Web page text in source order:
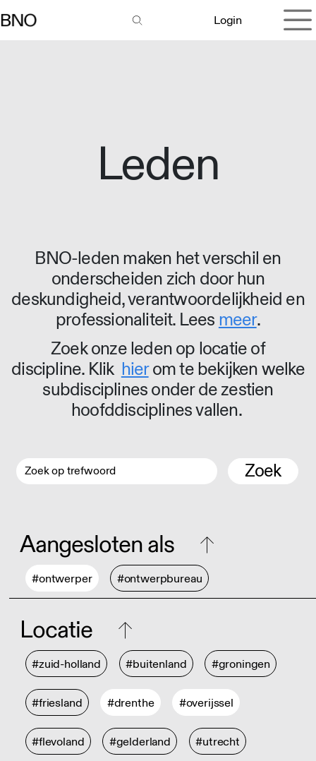
Login
Leden
BNO-leden maken het verschil en
onderscheiden zich door hun
deskundigheid, verantwoordelijkheid en
professionaliteit. Lees meer.
Zoek onze leden op locatie of
discipline. Klik hierom te bekijken welke
subdisciplines onder de zestien
hoofddisciplines vallen.
Zoek
Aangesloten als
#ontwerper #ontwerpbureau
Locatie
#zuid-holland #buitenland #groningen
#friesland #drenthe #overijssel
#flevoland #gelderland #utrecht